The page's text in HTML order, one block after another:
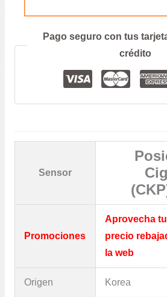
Pago seguro con tus
crédito
Sensor
Promociones
Aprovecha
precio
la web
Origen Korea